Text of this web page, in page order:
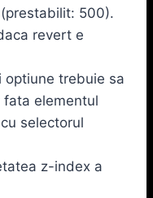
500).
revert e
optiune trebuie sa
elementul
selectorul
z-index a